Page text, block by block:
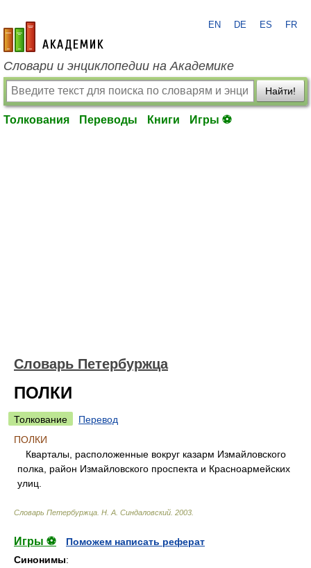
academic.ru
EN DE ES FR
Словари и энциклопедии на Академике
Найти!
Толкования Переводы Книги Игры ⚽
Словарь Петербуржца
ПОЛКИ
Толкование
Перевод
ПОЛКИ
Кварталы, расположенные вокруг казарм Измайловского
полка, район Измайловского проспекта и Красноармейских
улиц.
Словарь Петербуржца Н. А. Синдаловский 2003
Игры ⚽
Поможем написать реферат
Синонимы: